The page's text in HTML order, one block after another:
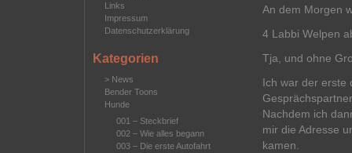
Links
Impressum
Datenschutzerklärung
Kategorien
> News
Bender Toons
Hunde
001 – Steckbrief
002 – Wie alles begann
003 – Die erste Autofahrt
An dem Morgen
4 Labbi Welpen
Tja, und ohne
Ich war der erste
Nachdem ich
mir die Adresse
kamen.